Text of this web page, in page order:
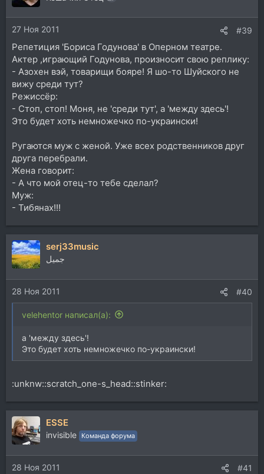
и
и
:27 Ноя 2011 #39
Репетиция 'Бориса Годунова' в Оперном театре.
Актер ,играющий Годунова, произносит свою реплику:
- Азохен вэй, товарищи бояре! Я шо-то Шуйского не
вижу среди тут?
Режиссёр:
- Стоп, стоп! Моня, не 'среди тут', а 'между здесь'!
Это будет хоть немножечко по-украински!
Ругаются муж с женой. Уже всех родственников друг
друга перебрали.
Жена говорит:
- А что мой отец-то тебе сделал?
Муж:
- Тибянах!!!
serj33music
جميل
28 Ноя 2011 #40
velehentor написал(а):
а 'между здесь'!
Это будет хоть немножечко по-украински!
:unknw::scratch_one-s_head::stinker:
ESSE
invisible Команда форума
28 Ноя 2011 #41